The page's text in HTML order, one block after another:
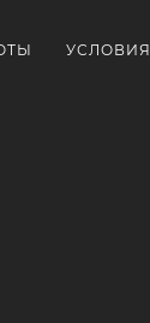
УСЛОВИЯ